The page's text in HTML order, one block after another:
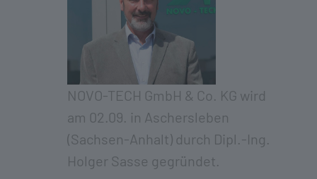
NOVO-TECH GmbH & Co. KG wird
am 02.09. in Aschersleben
(Sachsen-Anhalt) durch Dipl.-Ing.
Holger Sasse gegründet.